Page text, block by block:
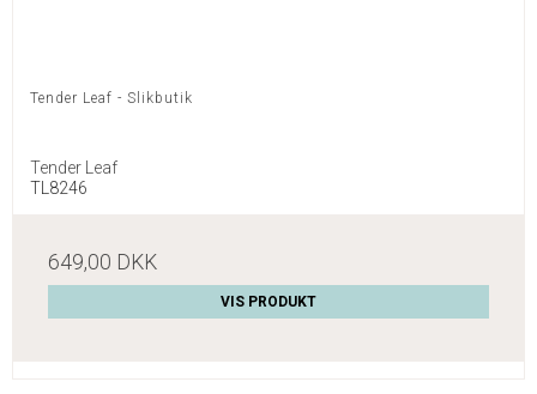
Tender Leaf - Slikbutik
Tender Leaf
TL8246
649,00 DKK
VIS PRODUKT